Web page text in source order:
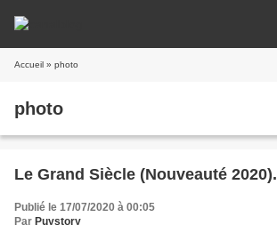
Accueil » photo
photo
Le Grand Siècle (Nouveauté 2020).
Publié le 17/07/2020 à 00:05
Par Puystory